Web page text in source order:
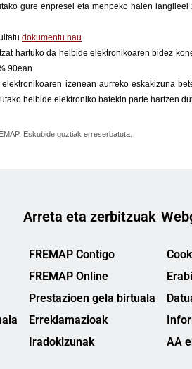
Arreta eta zerbitzuak
FREMAP Contigo
FREMAP Online
Prestazioen gela birtuala
Erreklamazioak
Iradokizunak
AA